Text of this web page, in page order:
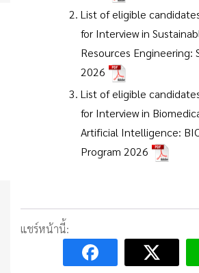
List of eligible
for Interview in
Resources Engineering:
2026
List of eligible
for Interview in
Artificial Intelligence:
Program 2026
แชร์หน้านี้: